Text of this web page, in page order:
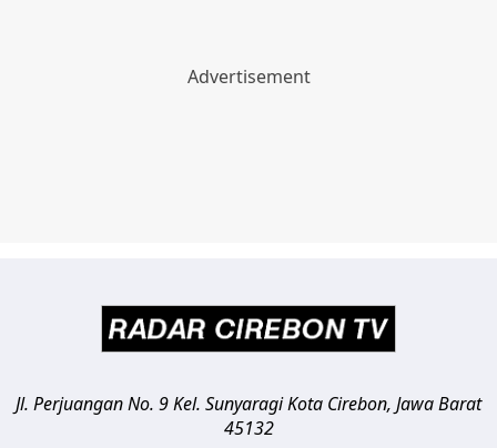
Jl. Perjuangan No. 9 Kel. SunyaragiKota Cirebon, Jawa Barat
45132